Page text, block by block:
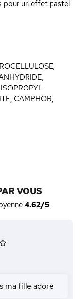
pour un effet pastel
CAMPHOR,
VOUS
4.62/5
ma fille adore